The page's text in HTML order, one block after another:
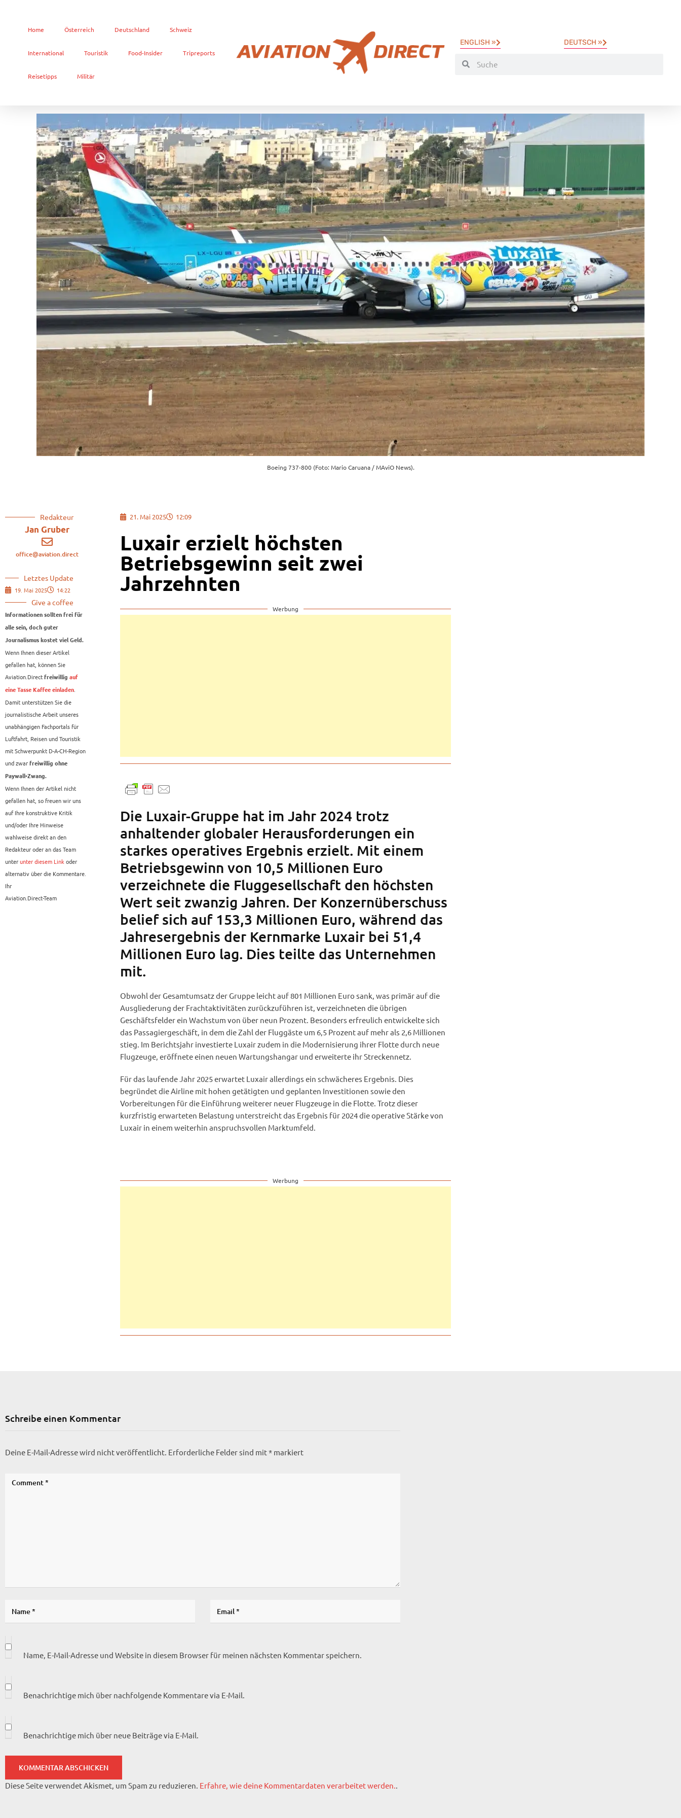
Home Österreich Deutschland Schweiz
International Touristik Food-Insider Tripreports
Reisetipps Militär
ENGLISH » DEUTSCH »
Boeing 737-800 (Foto: Mario Caruana / MAviO News).
Redakteur
Jan Gruber
office@aviation.direct
Letztes Update
19. Mai 2025 14:22
Give a coffee
Informationen sollten frei für
alle sein, doch guter
Journalismus kostet viel Geld.
Wenn Ihnen dieser Artikel
gefallen hat, können Sie
Aviation.Direct freiwillig auf
eine Tasse Kaffee einladen.
Damit unterstützen Sie die
journalistische Arbeit unseres
unabhängigen Fachportals für
Luftfahrt, Reisen und Touristik
mit Schwerpunkt D-A-CH-Region
und zwar freiwillig ohne
Paywall-Zwang.
Wenn Ihnen der Artikel nicht
gefallen hat, so freuen wir uns
auf Ihre konstruktive Kritik
und/oder Ihre Hinweise
wahlweise direkt an den
Redakteur oder an das Team
unterunter diesem Linkoder
alternativ über die Kommentare.
Ihr
Aviation.Direct-Team
21. Mai 2025 12:09
Luxair erzielt höchsten
Betriebsgewinn seit zwei
Jahrzehnten
Werbung
Die Luxair-Gruppe hat im Jahr 2024 trotz
anhaltender globaler Herausforderungen ein
starkes operatives Ergebnis erzielt. Mit einem
Betriebsgewinn von 10,5 Millionen Euro
verzeichnete die Fluggesellschaft den höchsten
Wert seit zwanzig Jahren. Der Konzernüberschuss
belief sich auf 153,3 Millionen Euro, während das
Jahresergebnis der Kernmarke Luxair bei 51,4
Millionen Euro lag. Dies teilte das Unternehmen
mit.
Obwohl der Gesamtumsatz der Gruppe leicht auf 801 Millionen Euro sank, was primär auf die
Ausgliederung der Frachtaktivitäten zurückzuführen ist, verzeichneten die übrigen
Geschäftsfelder ein Wachstum von über neun Prozent. Besonders erfreulich entwickelte sich
das Passagiergeschäft, in dem die Zahl der Fluggäste um 6,5 Prozent auf mehr als 2,6 Millionen
stieg. Im Berichtsjahr investierte Luxair zudem in die Modernisierung ihrer Flotte durch neue
Flugzeuge, eröffnete einen neuen Wartungshangar und erweiterte ihr Streckennetz.
Für das laufende Jahr 2025 erwartet Luxair allerdings ein schwächeres Ergebnis. Dies
begründet die Airline mit hohen getätigten und geplanten Investitionen sowie den
Vorbereitungen für die Einführung weiterer neuer Flugzeuge in die Flotte. Trotz dieser
kurzfristig erwarteten Belastung unterstreicht das Ergebnis für 2024 die operative Stärke von
Luxair in einem weiterhin anspruchsvollen Marktumfeld.
Werbung
Schreibe einen Kommentar
Deine E-Mail-Adresse wird nicht veröffentlicht. Erforderliche Felder sind mit* markiert
Name, E-Mail-Adresse und Website in diesem Browser für meinen nächsten Kommentar speichern.
Benachrichtige mich über nachfolgende Kommentare via E-Mail.
Benachrichtige mich über neue Beiträge via E-Mail.
Diese Seite verwendet Akismet, um Spam zu reduzieren. Erfahre, wie deine Kommentardaten verarbeitet werden..